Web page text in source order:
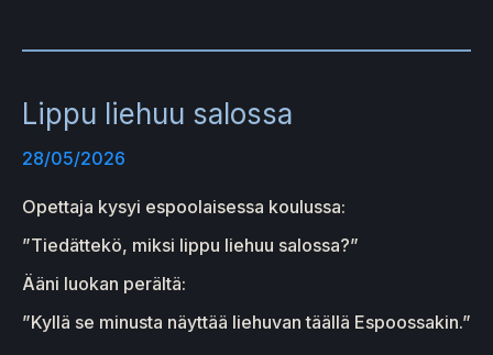
Lippu liehuu salossa
28/05/2026
Opettaja kysyi espoolaisessa koulussa:
”Tiedättekö, miksi lippu liehuu salossa?”
Ääni luokan perältä:
”Kyllä se minusta näyttää liehuvan täällä Espoossakin.”